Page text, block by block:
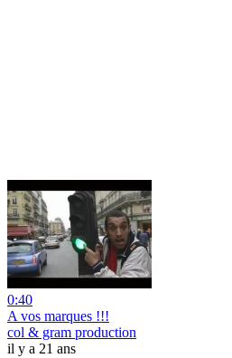
0:40
A vos marques !!!
col & gram production
il y a 21 ans